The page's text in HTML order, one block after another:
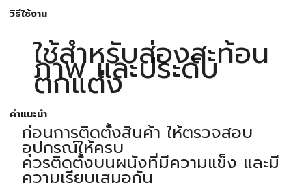
วิธีใช้งาน
ใช้สำหรับส่องสะท้อน
ภาพ และประดับ
ตกแต่ง
คำแนะนำ
ก่อนการติดตั้งสินค้า ให้ตรวจสอบ
อุปกรณ์ให้ครบ
ควรติดตั้งบนผนังที่มีความแข็ง และมี
ความเรียบเสมอกัน